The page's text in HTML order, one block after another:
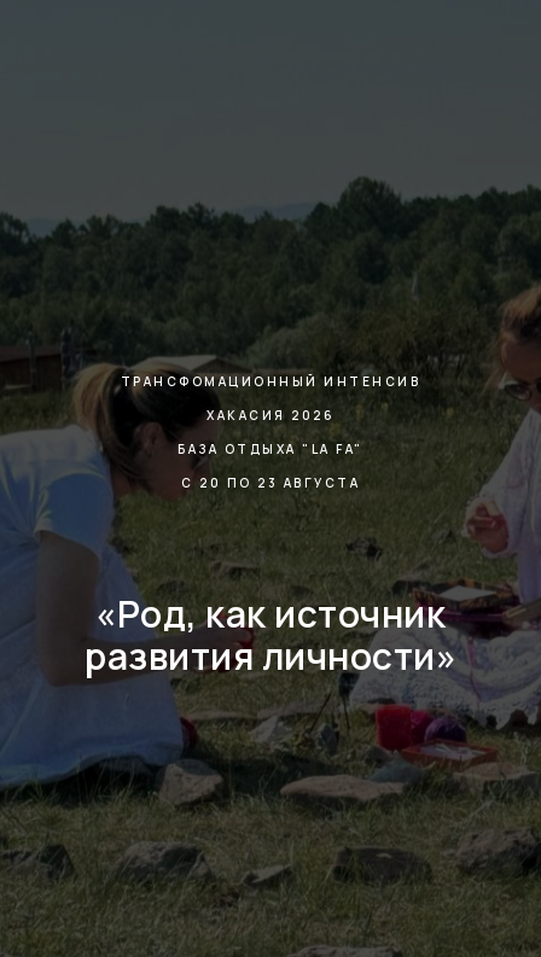
ТРАНСФОМАЦИОННЫЙ ИНТЕНСИВ
ХАКАСИЯ 2026
БАЗА ОТДЫХА "LА FA"
С 20 ПО 23 АВГУСТА
«Род, как источник
развития личности»